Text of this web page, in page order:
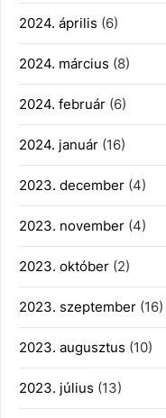
2024. április (6)
2024. március (8)
2024. február (6)
2024. január (16)
2023. december (4)
2023. november (4)
2023. október (2)
2023. szeptember (16)
2023. augusztus (10)
2023. július (13)